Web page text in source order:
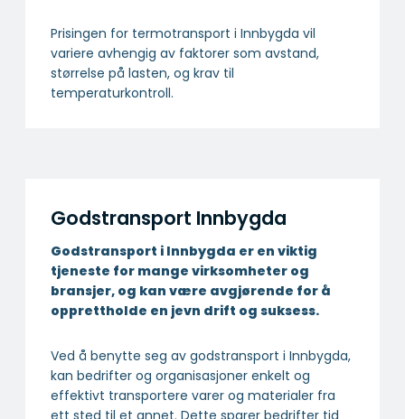
Prisingen for termotransport i Innbygda vil
variere avhengig av faktorer som avstand,
størrelse på lasten, og krav til
temperaturkontroll.
Godstransport Innbygda
Godstransport i Innbygda er en viktig
tjeneste for mange virksomheter og
bransjer, og kan være avgjørende for å
opprettholde en jevn drift og suksess.
Ved å benytte seg av godstransport i Innbygda,
kan bedrifter og organisasjoner enkelt og
effektivt transportere varer og materialer fra